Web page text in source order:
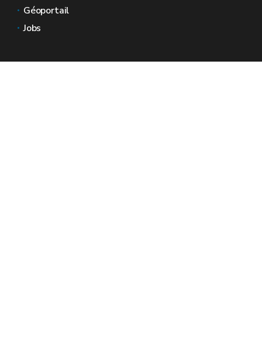
Géoportail
Jobs